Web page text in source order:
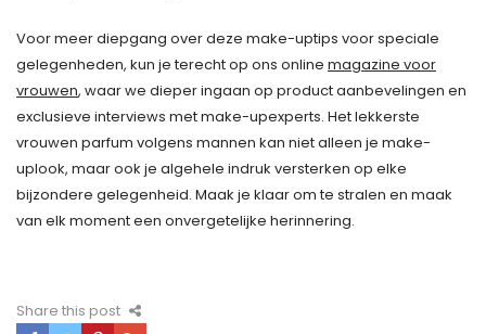
Voor meer diepgang over deze make-uptips voor speciale
gelegenheden, kun je terecht op ons online magazine voor
vrouwen, waar we dieper ingaan op product aanbevelingen en
exclusieve interviews met make-upexperts. Het lekkerste
vrouwen parfum volgens mannen kan niet alleen je make-
uplook, maar ook je algehele indruk versterken op elke
bijzondere gelegenheid. Maak je klaar om te stralen en maak
van elk moment een onvergetelijke herinnering.
Share this post